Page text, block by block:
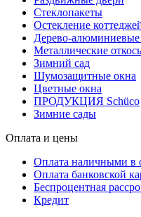
Стеклопакеты
Остекление
Дерево-
Металлические
Зимний сад
Шумозащитные окна
Цветные окна
ПРОДУКЦИЯ Schüco
Зимние сады
Оплата и цены
Оплата наличными в
Оплата банковской
Беспроцентная
Кредит